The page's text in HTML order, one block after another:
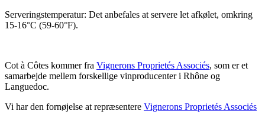
Serveringstemperatur: Det anbefales at servere let afkølet, omkring
15-16°C (59-60°F).
Cot à Côtes kommer fra Vignerons Proprietés Associés, som er et
samarbejde mellem forskellige vinproducenter i Rhône og
Languedoc.
Vi har den fornøjelse at repræsentere Vignerons Proprietés Associés